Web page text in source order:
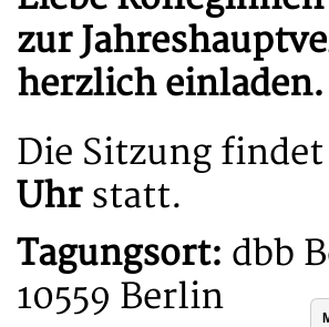
zur
herzlich einladen.
Die Sitzung
Uhr statt.
Tagungsort: dbb
10559 Berlin